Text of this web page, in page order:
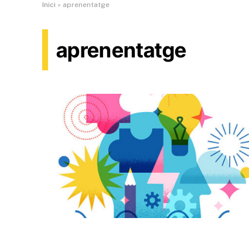
Inici » aprenentatge
aprenentatge